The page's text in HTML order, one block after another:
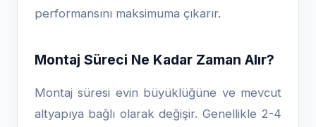
performansını maksimuma çıkarır.
Montaj Süreci Ne Kadar Zaman Alır?
Montaj süresi evin büyüklüğüne ve mevcut
altyapıya bağlı olarak değişir. Genellikle 2-4